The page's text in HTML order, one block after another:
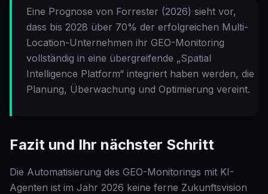
Eine Prognose von Forrester (2026) sieht vor,
dass bis 2028 über 70% der erfolgreichen Multi-
Location-Unternehmen ihr GEO-Monitoring
vollständig in eine übergreifende „Spatial
Intelligence Platform“ integriert haben werden, die
Planung, Überwachung und Optimierung vereint.
Fazit und Ihr nächster Schritt
Die Automatisierung des GEO-Monitorings mit KI-
Agenten ist im Jahr 2026 keine ferne Zukunftsvision